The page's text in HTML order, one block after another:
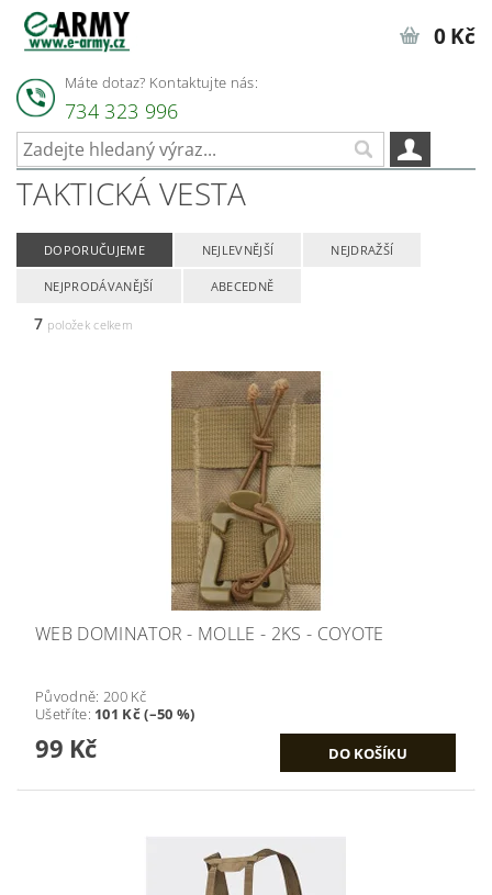
Máte dotaz? Kontaktujte nás:
734 323 996
0 Kč
TAKTICKÁ VESTA
DOPORUČUJEME NEJLEVNĚJŠÍ NEJDRAŽŠÍ
NEJPRODÁVANĚJŠÍ ABECEDNĚ
7 položek celkem
WEB DOMINATOR - MOLLE - 2KS - COYOTE
Původně: 200 Kč
Ušetříte: 101 Kč (–50 %)
99 Kč